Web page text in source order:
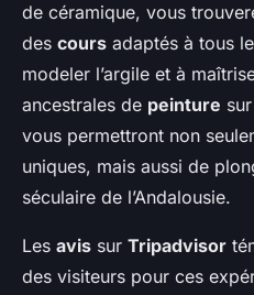
de céramique, vous
des cours adaptés à tous
modeler l’argile et à
ancestrales de peinture
vous permettront non
uniques, mais aussi de
séculaire de l’Andalousie.
Les avis sur Tripadvisor
des visiteurs pour ces